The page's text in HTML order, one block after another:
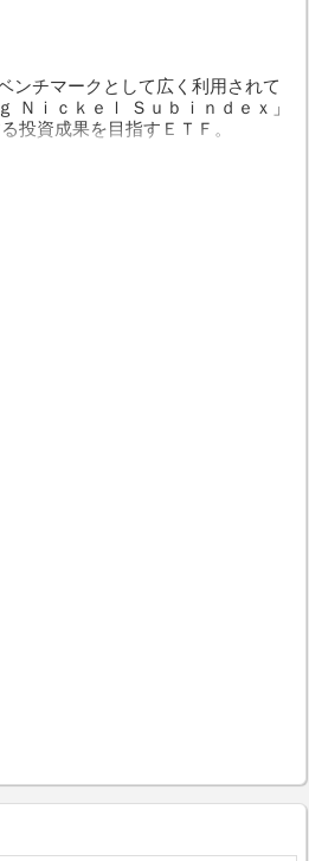
ンチマークとして広く利用されて
Ｎｉｃｋｅｌ Ｓｕｂｉｎｄｅｘ」
投資成果を目指すＥＴＦ。